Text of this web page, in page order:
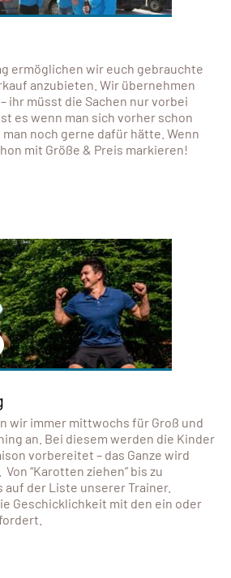
ermöglichen wir euch gebrauchte
anzubieten. Wir übernehmen
ihr müsst die Sachen nur vorbei
es wenn man sich vorher schon
noch gerne dafür hätte. Wenn
mit Größe & Preis markieren!
wir immer mittwochs für Groß und
an. Bei diesem werden die Kinder
vorbereitet – das Ganze wird
“Karotten ziehen” bis zu
auf der Liste unserer Trainer.
Geschicklichkeit mit den ein oder